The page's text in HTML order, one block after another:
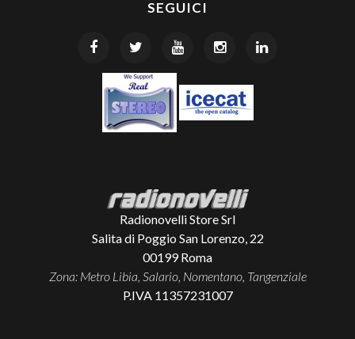
SEGUICI
Radionovelli Store Srl
Salita di Poggio San Lorenzo, 22
00199 Roma
Zona: Metro Libia, Salario, Nomentano, Tangenziale
P.IVA 11357231007